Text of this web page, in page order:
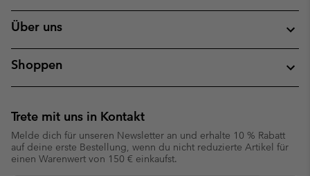
Über uns
Shoppen
Trete mit uns in Kontakt
Melde dich für unseren Newsletter an und erhalte 10 % Rabatt
auf deine erste Bestellung, wenn du nicht reduzierte Artikel für
einen Warenwert von 150 € einkaufst.